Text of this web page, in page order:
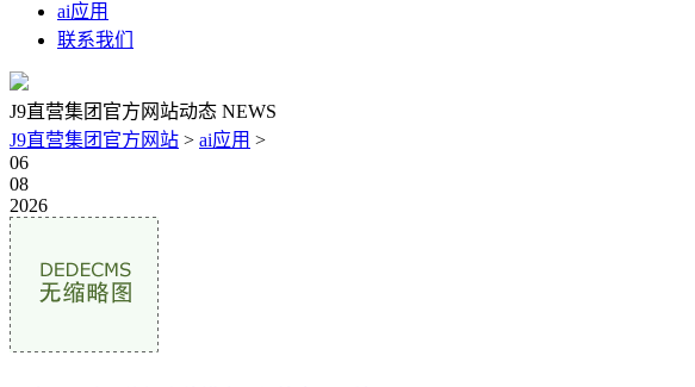
ai应用
联系我们
J9直营集团官方网站动态 NEWS
J9直营集团官方网站 > ai应用 >
06
08
2026